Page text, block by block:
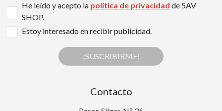
He leído y acepto la política de privacidad de 5AV
SHOP.
Estoy interesado en recibir publicidad.
¡SUSCRIBIRME!
Contacto